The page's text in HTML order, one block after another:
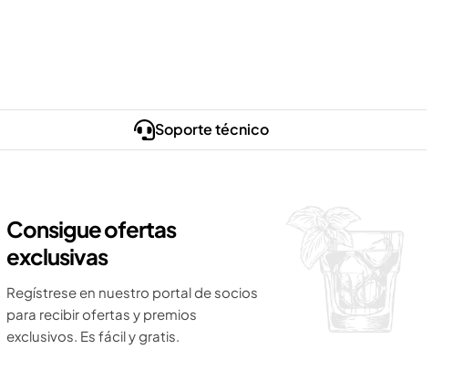
Soporte técnico
Consigue ofertas
exclusivas
Regístrese en nuestro portal de socios
para recibir ofertas y premios
exclusivos. Es fácil y gratis.